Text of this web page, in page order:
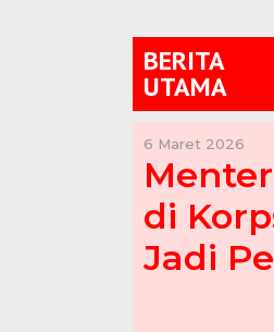
BERITA
UTAMA
6 Maret 2026
di
Jadi